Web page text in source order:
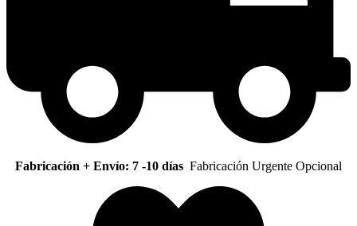
Fabricación + Envío: 7 -10 días Fabricación Urgente Opcional